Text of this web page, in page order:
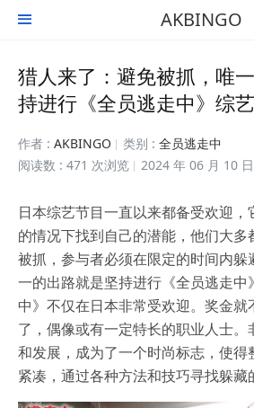
 AKBINGO
猎人来了：避免被抓，唯
持进行《全员逃走中》综艺
作者 : AKBINGO 类别 : 全员逃走中
阅读数 : 471 次浏览
2024 年 06 月 10
日本综艺节目一直以来都备受欢迎
的情况下找到自己的潜能，他们大
被抓，参与者必须在限定的时间内躲
一的出路就是坚持进行《全员逃走中
中》不仅在日本非常受欢迎。奖金就
了，偶像或有一定特长的职业人士。
和发展，成为了一个时尚标志，使得
紧凑，通过各种方法和技巧寻找躲藏